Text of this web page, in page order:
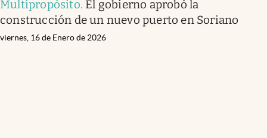
Multipropósito. El gobierno aprobó la
construcción de un nuevo puerto en Soriano
viernes, 16 de Enero de 2026